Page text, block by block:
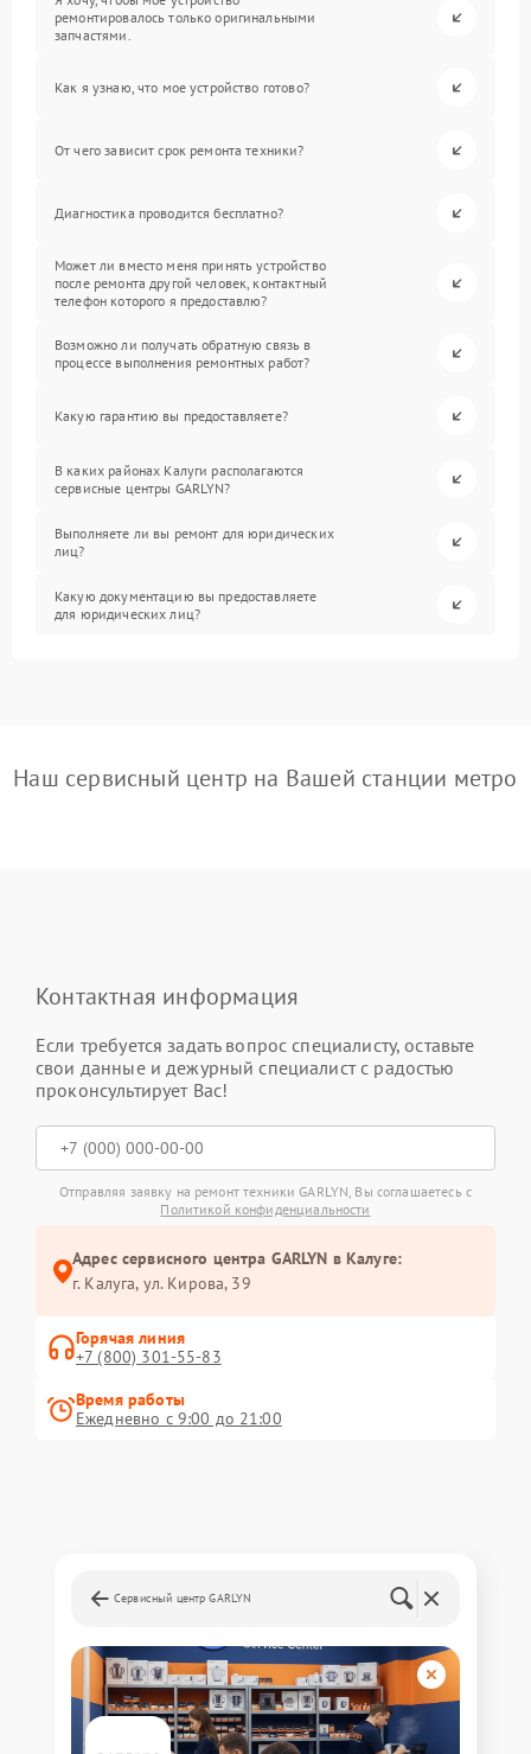
ремонтировалось только оригинальными
запчастями.
Как я узнаю, что мое устройство готово?
От чего зависит срок ремонта техники?
Диагностика проводится бесплатно?
Может ли вместо меня принять устройство
после ремонта другой человек, контактный
телефон которого я предоставлю?
Возможно ли получать обратную связь в
процессе выполнения ремонтных работ?
Какую гарантию вы предоставляете?
В каких районах Калуги располагаются
сервисные центры GARLYN?
Выполняете ли вы ремонт для юридических
лиц?
Какую документацию вы предоставляете
для юридических лиц?
Наш сервисный центр на Вашей станции метро
Контактная информация
Если требуется задать вопрос специалисту, оставьте
свои данные и дежурный специалист с радостью
проконсультирует Вас!
Отправляя заявку на ремонт техники GARLYN, Вы соглашаетесь с
Политикой конфиденциальности
Адрес сервисного центра GARLYN в Калуге:
г. Калуга, ул. Кирова, 39
Горячая линия
+7 (800) 301-55-83
Время работы
Ежедневно с 9:00 до 21:00
Сервисный центр GARLYN